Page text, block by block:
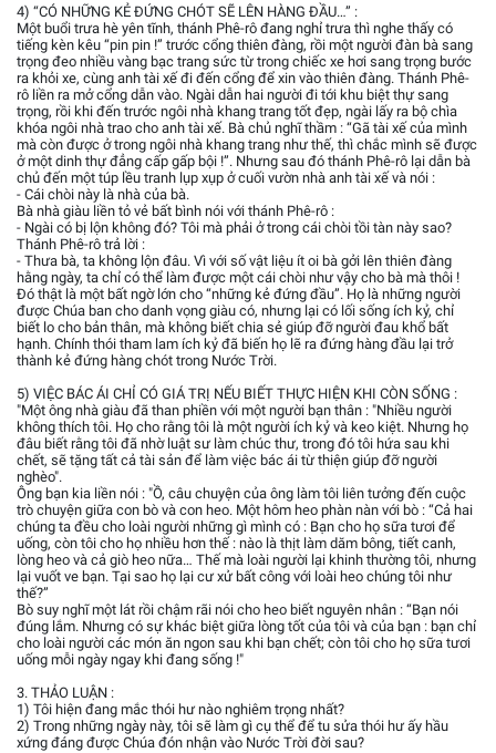
4) “CÓ NHỮNG KẺ ĐỨNG CHÓT SẼ LÊN HÀNG ĐẦU…” :
Một buổi trưa hè yên tĩnh, thánh Phê-rô đang nghỉ trưa thì nghe thấy có
tiếng kèn kêu “pin pin !” trước cổng thiên đàng, rồi một người đàn bà sang
trọng đeo nhiều vàng bạc trang sức từ trong chiếc xe hơi sang trọng bước
ra khỏi xe, cùng anh tài xế đi đến cổng để xin vào thiên đàng. Thánh Phê-
rô liền ra mở cổng dẫn vào. Ngài dẫn hai người đi tới khu biệt thự sang
trọng, rồi khi đến trước ngôi nhà khang trang tốt đẹp, ngài lấy ra bộ chìa
khóa ngôi nhà trao cho anh tài xế. Bà chủ nghĩ thầm : “Gã tài xế của mình
mà còn được ở trong ngôi nhà khang trang như thế, thì chắc mình sẽ được
ở một dinh thự đẳng cấp gấp bội !”. Nhưng sau đó thánh Phê-rô lại dẫn bà
chủ đến một túp lều tranh lụp xụp ở cuối vườn nhà anh tài xế và nói :
- Cái chòi này là nhà của bà.
Bà nhà giàu liền tỏ vẻ bất bình nói với thánh Phê-rô :
- Ngài có bị lộn không đó? Tôi mà phải ở trong cái chòi tồi tàn này sao?
Thánh Phê-rô trả lời :
- Thưa bà, ta không lộn đâu. Vì với số vật liệu ít oi bà gởi lên thiên đàng
hằng ngày, ta chỉ có thể làm được một cái chòi như vậy cho bà mà thôi !
Đó thật là một bất ngờ lớn cho “những kẻ đứng đầu”. Họ là những người
được Chúa ban cho danh vọng giàu có, nhưng lại có lối sống ích kỷ, chỉ
biết lo cho bản thân, mà không biết chia sẻ giúp đỡ người đau khổ bất
hạnh. Chính thói tham lam ích kỷ đã biến họ lẽ ra đứng hàng đầu lại trở
thành kẻ đứng hàng chót trong Nước Trời.
5) VIỆC BÁC ÁI CHỈ CÓ GIÁ TRỊ NẾU BIẾT THỰC HIỆN KHI CÒN SỐNG :
"Một ông nhà giàu đã than phiền với một người bạn thân : "Nhiều người
không thích tôi. Họ cho rằng tôi là một người ích kỷ và keo kiệt. Nhưng họ
đâu biết rằng tôi đã nhờ luật sư làm chúc thư, trong đó tôi hứa sau khi
chết, sẽ tặng tất cả tài sản để làm việc bác ái từ thiện giúp đỡ người
nghèo".
Ông bạn kia liền nói : "Ồ, câu chuyện của ông làm tôi liên tưởng đến cuộc
trò chuyện giữa con bò và con heo. Một hôm heo phàn nàn với bò : “Cả hai
chúng ta đều cho loài người những gì mình có : Bạn cho họ sữa tươi để
uống, còn tôi cho họ nhiều hơn thế : nào là thịt làm dăm bông, tiết canh,
lòng heo và cả giò heo nữa… Thế mà loài người lại khinh thường tôi, nhưng
lại vuốt ve bạn. Tại sao họ lại cư xử bất công với loài heo chúng tôi như
thế?”
Bò suy nghĩ một lát rồi chậm rãi nói cho heo biết nguyên nhân : “Bạn nói
đúng lắm. Nhưng có sự khác biệt giữa lòng tốt của tôi và của bạn : bạn chỉ
cho loài người các món ăn ngon sau khi bạn chết; còn tôi cho họ sữa tươi
uống mỗi ngày ngay khi đang sống !"
3. THẢO LUẬN :
1) Tôi hiện đang mắc thói hư nào nghiêm trọng nhất?
2) Trong những ngày này, tôi sẽ làm gì cụ thể để tu sửa thói hư ấy hầu
xứng đáng được Chúa đón nhận vào Nước Trời đời sau?